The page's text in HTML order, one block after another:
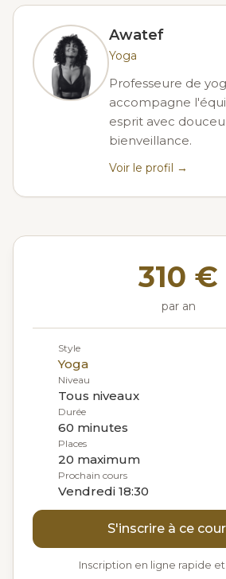
Awatef
Yoga
Professeure de
accompagne
esprit avec
bienveillance.
Voir le profil →
310 €
par an
Style
Yoga
Niveau
Tous niveaux
Durée
60 minutes
Places
20 maximum
Prochain cours
Vendredi 18:30
S'inscrire à ce
Inscription en ligne rapide